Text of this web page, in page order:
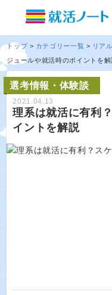
トップ カテゴリー一覧 リア
ジュールや就活時のポイントを解
選考情報・体験談
2021.04.13
理系は就活に有利
イントを解説